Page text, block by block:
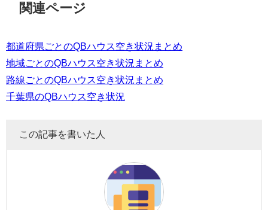
関連ページ
都道府県ごとのQBハウス空き状況まとめ
地域ごとのQBハウス空き状況まとめ
路線ごとのQBハウス空き状況まとめ
千葉県のQBハウス空き状況
この記事を書いた人